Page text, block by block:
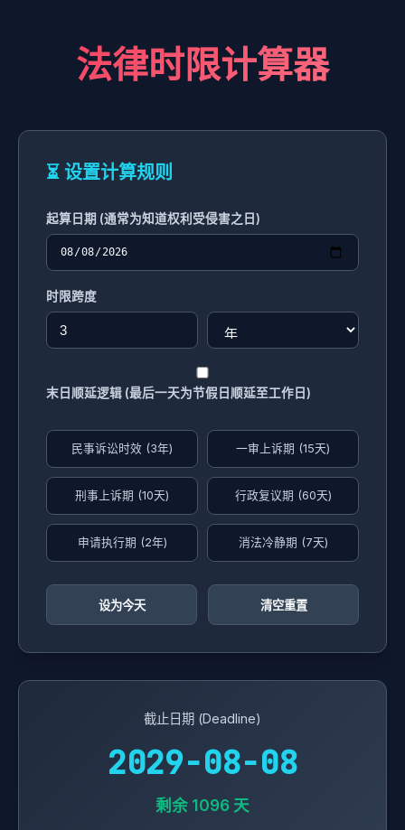
法律时限计算器
⏳ 设置计算规则
起算日期 (通常为知道权利受侵害之日)
时限跨度
末日顺延逻辑 (最后一天为节假日顺延至工作日)
民事诉讼时效 (3年) 一审上诉期 (15天)
刑事上诉期 (10天) 行政复议期 (60天)
申请执行期 (2年) 消法冷静期 (7天)
设为今天 清空重置
截止日期 (Deadline)
2029-08-08
剩余 1096 天